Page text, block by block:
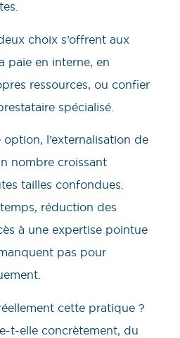
choix s’offrent aux
paie en interne, en
ressources, ou confier
spécialisé.
option, l’externalisation de
nombre croissant
tailles confondues.
réduction des
à une expertise pointue
pas pour
cette pratique ?
t-elle concrètement, du